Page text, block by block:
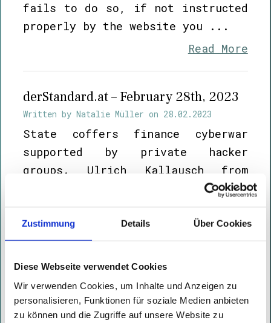
Zustimmung Details Über Cookies
Diese Webseite verwendet Cookies
Wir verwenden Cookies, um Inhalte und Anzeigen zu
personalisieren, Funktionen für soziale Medien anbieten
zu können und die Zugriffe auf unsere Website zu
fails to do so, if not instructed
properly by the website you ...
Read More
derStandard.at – February 28th, 2023
Written byNatalie Müller on 28.02.2023
State coffers finance cyberwar
supported by private hacker
groups. Ulrich Kallausch from
Certitude Consulting explains
current developments in the
standard.s on ...
OÖ Nachrichten – February 28th, 2023
Written by Natalie Müller on28.02.2023